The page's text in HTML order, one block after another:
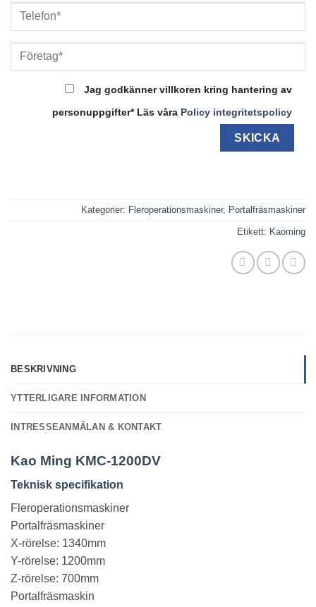
Jag godkänner villkoren kring hantering av
personuppgifter* Läs våra Policy integritetspolicy
Kategorier: Fleroperationsmaskiner, Portalfräsmaskiner
Etikett: Kaoming
BESKRIVNING
YTTERLIGARE INFORMATION
INTRESSEANMÄLAN & KONTAKT
Kao Ming KMC-1200DV
Teknisk specifikation
Fleroperationsmaskiner
Portalfräsmaskiner
X-rörelse: 1340mm
Y-rörelse: 1200mm
Z-rörelse: 700mm
Portalfräsmaskin